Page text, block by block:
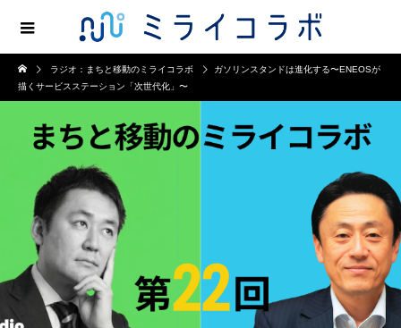
ラジオ：まちと移動のミライコラボ
ガソリンスタンドは進化する〜ENEOSが
描くサービスステーション「次世代化」〜